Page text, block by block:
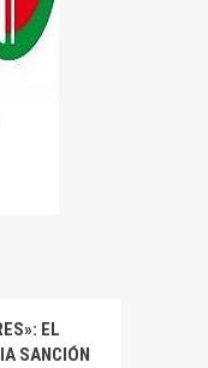
EL
SANCIÓN